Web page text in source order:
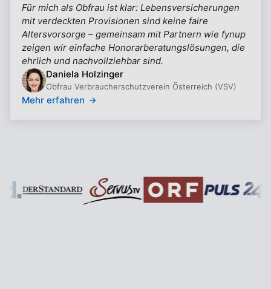
Für mich als Obfrau ist klar: Lebensversicherungen
mit verdeckten Provisionen sind keine faire
Altersvorsorge – gemeinsam mit Partnern wie fynup
zeigen wir einfache Honorarberatungslösungen, die
ehrlich und nachvollziehbar sind.
Daniela Holzinger
Obfrau Verbraucherschutzverein Österreich (VSV)
Mehr erfahren